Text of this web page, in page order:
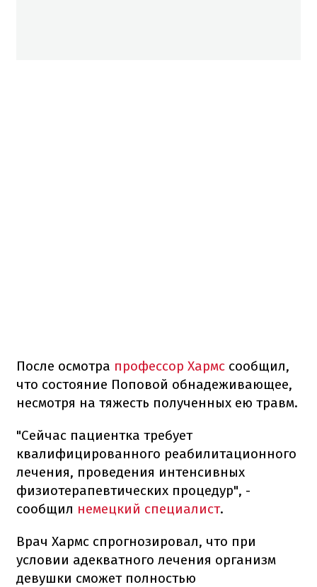
После осмотра профессор Хармс сообщил,
что состояние Поповой обнадеживающее,
несмотря на тяжесть полученных ею травм.
"Сейчас пациентка требует
квалифицированного реабилитационного
лечения, проведения интенсивных
физиотерапевтических процедур", -
сообщил немецкий специалист.
Врач Хармс спрогнозировал, что при
условии адекватного лечения организм
девушки сможет полностью